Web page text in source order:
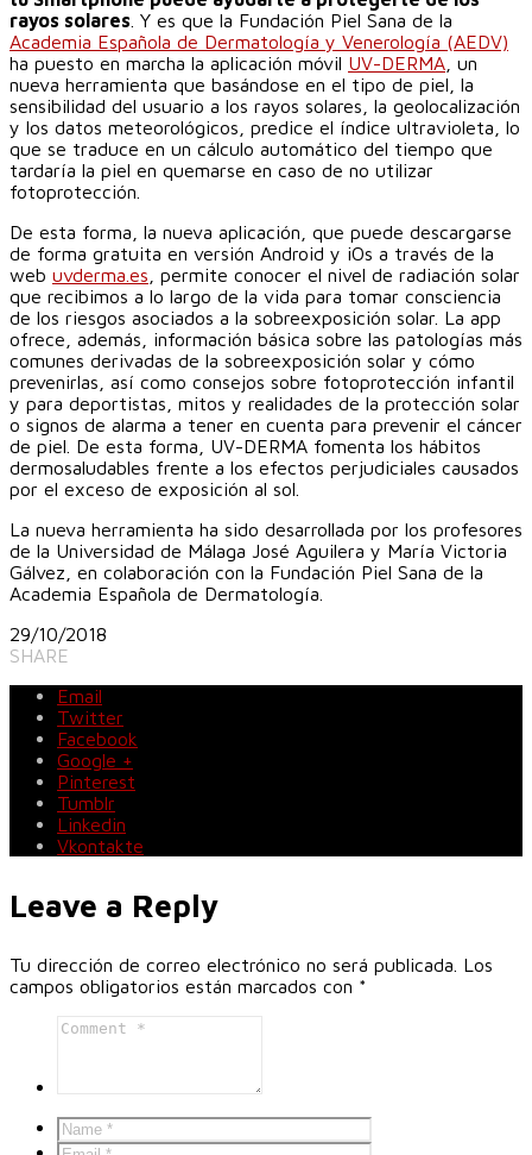
rayos solares . Y es que la Fundación Piel Sana de la
Academia Española de Dermatología y Venerología (AEDV)
ha puesto en marcha la aplicación móvil UV-DERMA , un
nueva herramienta que basándose en el tipo de piel, la
sensibilidad del usuario a los rayos solares, la geolocalización
y los datos meteorológicos, predice el índice ultravioleta, lo
que se traduce en un cálculo automático del tiempo que
tardaría la piel en quemarse en caso de no utilizar
fotoprotección.
De esta forma, la nueva aplicación, que puede descargarse
de forma gratuita en versión Android y iOs a través de la
web uvderma.es , permite conocer el nivel de radiación solar
que recibimos a lo largo de la vida para tomar consciencia
de los riesgos asociados a la sobreexposición solar. La app
ofrece, además, información básica sobre las patologías más
comunes derivadas de la sobreexposición solar y cómo
prevenirlas, así como consejos sobre fotoprotección infantil
y para deportistas, mitos y realidades de la protección solar
o signos de alarma a tener en cuenta para prevenir el cáncer
de piel. De esta forma, UV-DERMA fomenta los hábitos
dermosaludables frente a los efectos perjudiciales causados
por el exceso de exposición al sol.
La nueva herramienta ha sido desarrollada por los profesores
de la Universidad de Málaga José Aguilera y María Victoria
Gálvez, en colaboración con la Fundación Piel Sana de la
Academia Española de Dermatología.
29/10/2018
SHARE
Email
Twitter
Facebook
Google +
Pinterest
Tumblr
Linkedin
Vkontakte
Leave a Reply
Tu dirección de correo electrónico no será publicada. Los
campos obligatorios están marcados con *